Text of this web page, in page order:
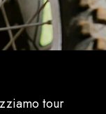
tour